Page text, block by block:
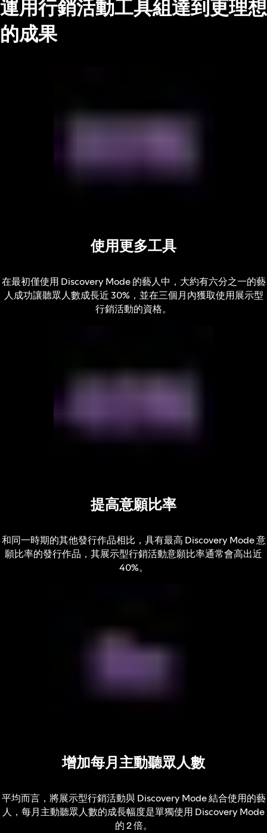
運用行銷活動工具組達到更理想
的成果
使用更多工具
在最初僅使用 Discovery Mode 的藝人中，大約有六分之一的藝
人成功讓聽眾人數成長近 30%，並在三個月內獲取使用展示型
行銷活動的資格。
提高意願比率
和同一時期的其他發行作品相比，具有最高 Discovery Mode 意
願比率的發行作品，其展示型行銷活動意願比率通常會高出近
40%。
增加每月主動聽眾人數
平均而言，將展示型行銷活動與 Discovery Mode 結合使用的藝
人，每月主動聽眾人數的成長幅度是單獨使用 Discovery Mode
的 2 倍。